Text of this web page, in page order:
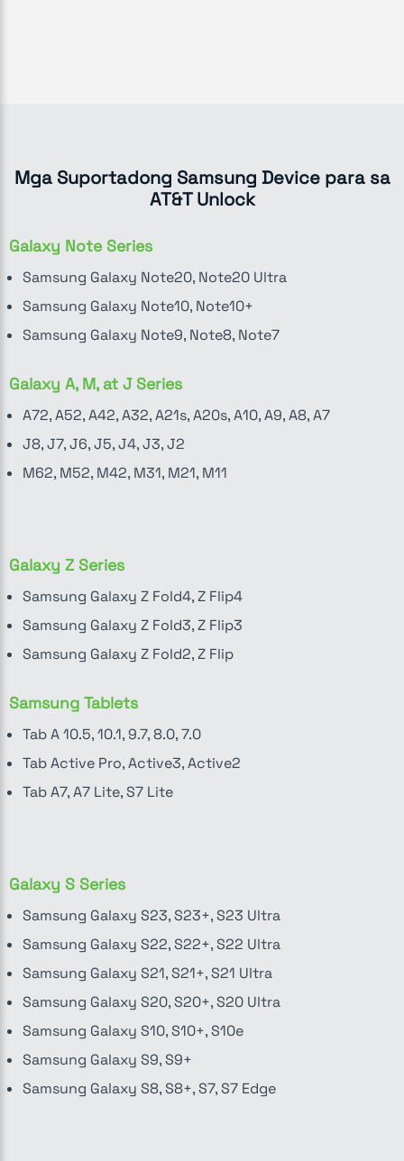
Mga Suportadong Samsung Device para sa
AT&T Unlock
Galaxy Note Series
Samsung Galaxy Note20, Note20 Ultra
Samsung Galaxy Note10, Note10+
Samsung Galaxy Note9, Note8, Note7
Galaxy A, M, at J Series
A72, A52, A42, A32, A21s, A20s, A10, A9, A8, A7
J8, J7, J6, J5, J4, J3, J2
M62, M52, M42, M31, M21, M11
Galaxy Z Series
Samsung Galaxy Z Fold4, Z Flip4
Samsung Galaxy Z Fold3, Z Flip3
Samsung Galaxy Z Fold2, Z Flip
Samsung Tablets
Tab A 10.5, 10.1, 9.7, 8.0, 7.0
Tab Active Pro, Active3, Active2
Tab A7, A7 Lite, S7 Lite
Galaxy S Series
Samsung Galaxy S23, S23+, S23 Ultra
Samsung Galaxy S22, S22+, S22 Ultra
Samsung Galaxy S21, S21+, S21 Ultra
Samsung Galaxy S20, S20+, S20 Ultra
Samsung Galaxy S10, S10+, S10e
Samsung Galaxy S9, S9+
Samsung Galaxy S8, S8+, S7, S7 Edge